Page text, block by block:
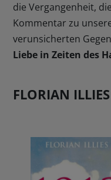
die Vergangenheit,
Kommentar zu
verunsicherten
Liebe in Zeiten des
FLORIAN